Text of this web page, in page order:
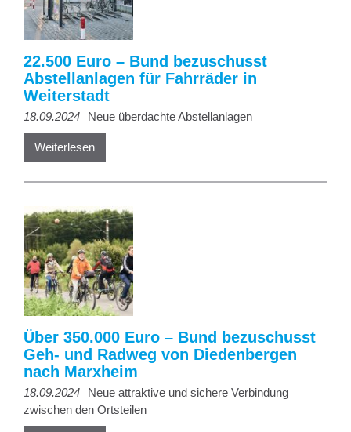
22.500 Euro – Bund bezuschusst
Abstellanlagen für Fahrräder in
Weiterstadt
18.09.2024 Neue überdachte Abstellanlagen
Weiterlesen
Über 350.000 Euro – Bund bezuschusst
Geh- und Radweg von Diedenbergen
nach Marxheim
18.09.2024
Neue attraktive und sichere Verbindung
zwischen den Ortsteilen